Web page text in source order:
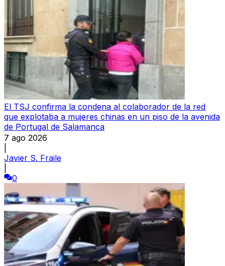
El TSJ confirma la condena al colaborador de la red
que explotaba a mujeres chinas en un piso de la avenida
de Portugal de Salamanca
7 ago 2026
Javier S. Fraile
0